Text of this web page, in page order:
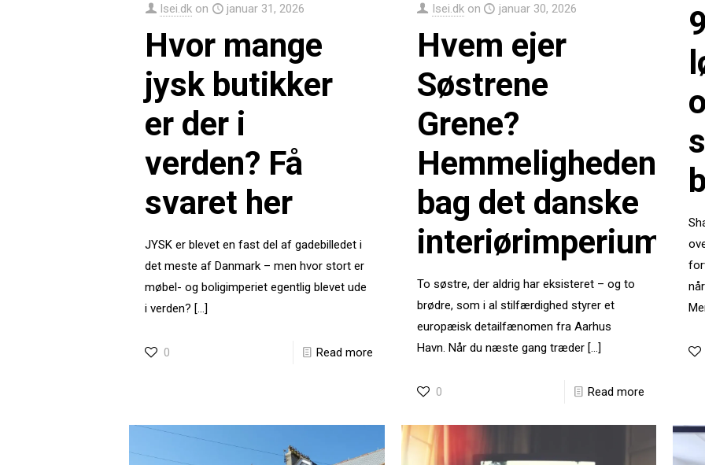
Isei.dk on januar 31, 2026
Hvor mange
jysk butikker
er der i
verden? Få
svaret her
JYSK er blevet en fast del af gadebilledet i
det meste af Danmark – men hvor stort er
møbel- og bolig­imperiet egentlig blevet ude
i verden? […]
0 Read more
Isei.dk on januar 30, 2026
Hvem ejer
Søstrene
Grene?
Hemmeligheden
bag det danske
interiørimperium
To søstre, der aldrig har eksisteret – og to
brødre, som i al stilfærdighed styrer et
europæisk detailfænomen fra Aarhus
Havn. Når du næste gang træder[…]
0 Read more